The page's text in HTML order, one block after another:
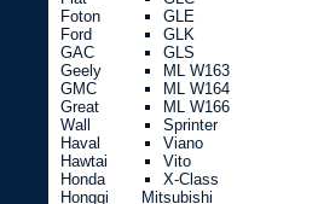
Foton
Ford
GAC
Geely
GMC
Great
Wall
Haval
Hawtai
Honda
Hongqi
GLE
GLK
GLS
ML W163
ML W164
ML W166
Sprinter
Viano
Vito
X-Class
Mitsubishi